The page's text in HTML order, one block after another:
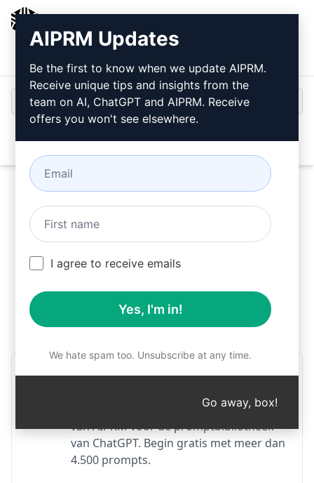
Inloggen
Probeer nu deze
ChatGPT-
prompt
Stap 1: Download AIPRM gratis
AIPRM voor Google Chrome
Meer dan 2 miljoen gebruikers houden
van AIPRM voor de promptbibliotheek
van ChatGPT. Begin gratis met meer dan
4.500 prompts.
AIPRM Updates
Be the first to know when we update AIPRM.
Receive unique tips and insights from the
team on AI, ChatGPT and AIPRM. Receive
offers you won't see elsewhere.
I agree to receive emails
Yes, I'm in!
We hate spam too. Unsubscribe at any time.
Go away, box!